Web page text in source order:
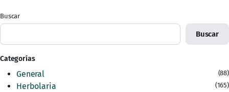
Buscar
Buscar
Categorías
General (88)
Herbolaria (165)